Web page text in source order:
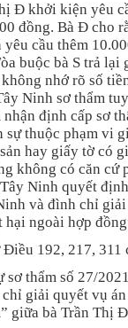
Đ khởi kiện yêu
đồng. Bà Đ cho
cầu thêm
buộc bà S trả
nhớ rõ số
Ninh sơ thẩm
nhận định cấp sơ
sự thuộc phạm vi
hay giấy tờ có
không có căn cứ
Ninh quyết
và đình chỉ
ngoài hợp
Điều 192, 217,
sơ thẩm số 27/
giải quyết vụ
giữa bà Trần Thị